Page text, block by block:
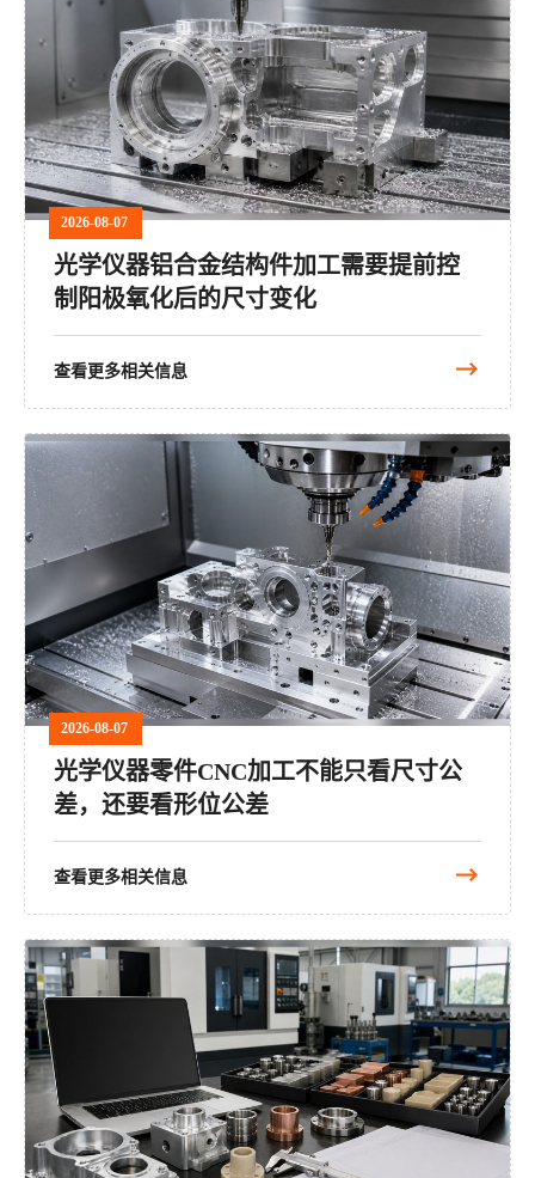
2026-08-07
光学仪器铝合金结构件加工需要提前控
制阳极氧化后的尺寸变化
查看更多相关信息
2026-08-07
光学仪器零件CNC加工不能只看尺寸公
差，还要看形位公差
查看更多相关信息